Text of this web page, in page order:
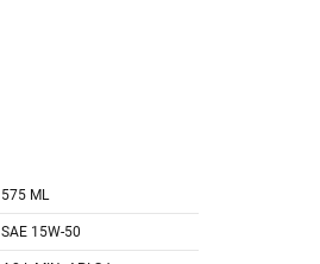
575 ML
SAE 15W-50